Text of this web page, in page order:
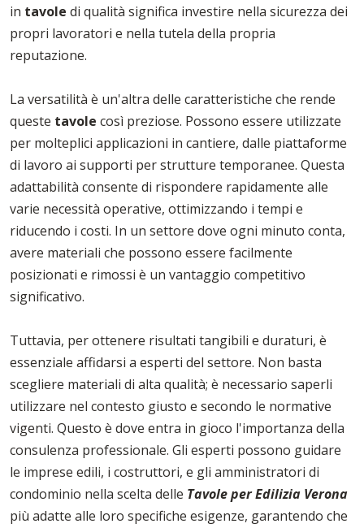
in tavole di qualità significa investire nella sicurezza dei
propri lavoratori e nella tutela della propria
reputazione.
La versatilità è un'altra delle caratteristiche che rende
queste tavole così preziose. Possono essere utilizzate
per molteplici applicazioni in cantiere, dalle piattaforme
di lavoro ai supporti per strutture temporanee. Questa
adattabilità consente di rispondere rapidamente alle
varie necessità operative, ottimizzando i tempi e
riducendo i costi. In un settore dove ogni minuto conta,
avere materiali che possono essere facilmente
posizionati e rimossi è un vantaggio competitivo
significativo.
Tuttavia, per ottenere risultati tangibili e duraturi, è
essenziale affidarsi a esperti del settore. Non basta
scegliere materiali di alta qualità; è necessario saperli
utilizzare nel contesto giusto e secondo le normative
vigenti. Questo è dove entra in gioco l'importanza della
consulenza professionale. Gli esperti possono guidare
le imprese edili, i costruttori, e gli amministratori di
condominio nella scelta delle Tavole per Edilizia Verona
più adatte alle loro specifiche esigenze, garantendo che